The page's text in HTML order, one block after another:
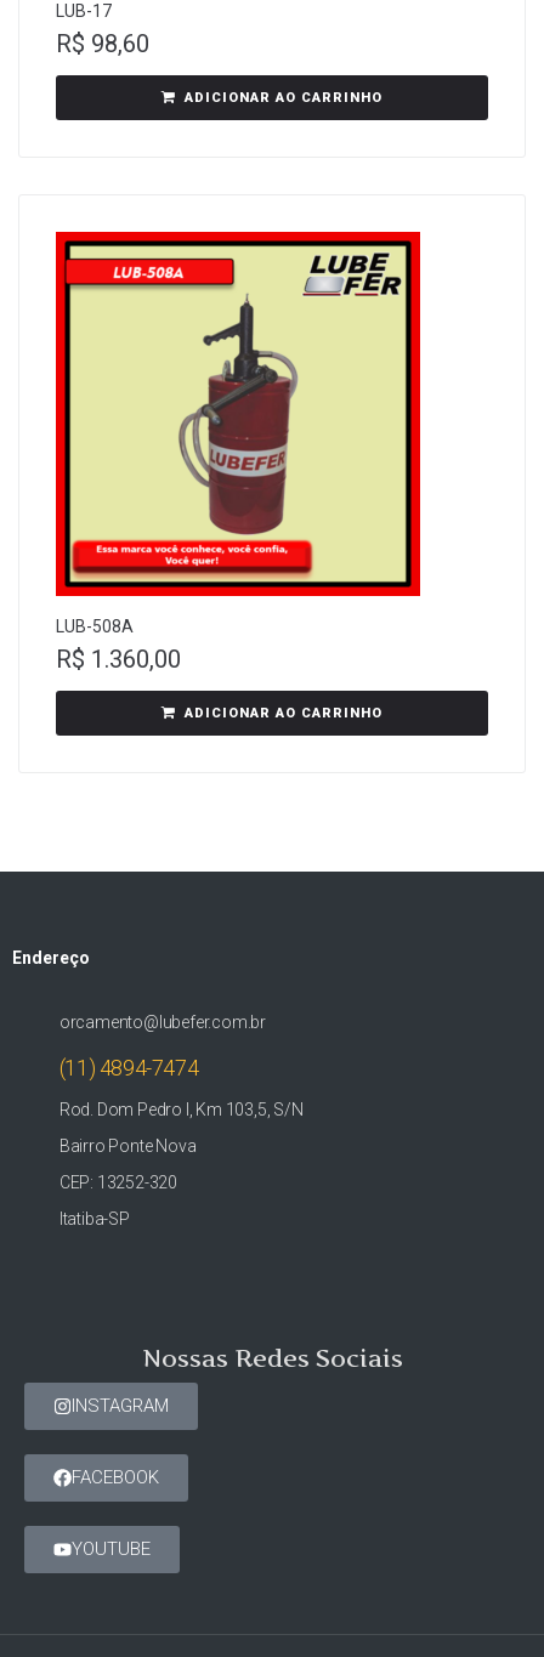
LUB-17
R$ 98,60
ADICIONAR AO CARRINHO
LUB-508A
R$ 1.360,00
ADICIONAR AO CARRINHO
Endereço
orcamento@lubefer.com.br
(11) 4894-7474
Rod. Dom Pedro I, Km 103,5, S/N
Bairro Ponte Nova
CEP: 13252-320
Itatiba-SP
Nossas Redes Sociais
INSTAGRAM
FACEBOOK
YOUTUBE